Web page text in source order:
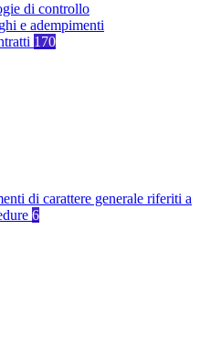
di controllo
e adempimenti
170
di carattere generale riferiti a
6